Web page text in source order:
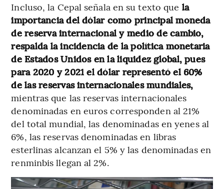
Incluso, la Cepal señala en su texto que la
importancia del dólar como principal moneda
de reserva internacional y medio de cambio,
respalda la incidencia de la política monetaria
de Estados Unidos en la liquidez global, pues
para 2020 y 2021 el dólar representó el 60%
de las reservas internacionales mundiales,
mientras que las reservas internacionales
denominadas en euros corresponden al 21%
del total mundial, las denominadas en yenes al
6%, las reservas denominadas en libras
esterlinas alcanzan el 5% y las denominadas en
renminbis llegan al 2%.